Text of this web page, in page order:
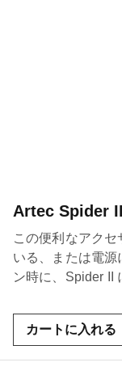
Artec Spider
この便利なアク
いる、または電源
ン時に、Spider II
カートに入れる